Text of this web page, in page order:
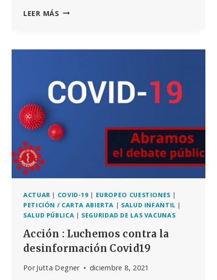
LEER MÁS UNA
DRA.
TESS
LAWRIE
ACTUAR | COVID-19 | EUROPEO CUESTIONES |
PETICIÓN / CARTA ABIERTA | SALUD INFANTIL |
SALUD PÚBLICA | SEGURIDAD DE LAS VACUNAS
Acción : Luchemos contra la
desinformación Covid19
Por Jutta Degner diciembre 8, 2021